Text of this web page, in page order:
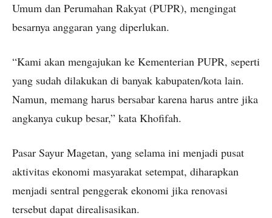
Umum dan Perumahan Rakyat (PUPR), mengingat
besarnya anggaran yang diperlukan.
“Kami akan mengajukan ke Kementerian PUPR, seperti
yang sudah dilakukan di banyak kabupaten/kota lain.
Namun, memang harus bersabar karena harus antre jika
angkanya cukup besar,” kata Khofifah.
Pasar Sayur Magetan, yang selama ini menjadi pusat
aktivitas ekonomi masyarakat setempat, diharapkan
menjadi sentral penggerak ekonomi jika renovasi
tersebut dapat direalisasikan.